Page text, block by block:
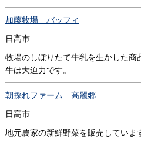
加藤牧場 バッフィ
日高市
牧場のしぼりたて牛乳を生かした商
牛は大迫力です。
朝採れファーム 高麗郷
日高市
地元農家の新鮮野菜を販売していま